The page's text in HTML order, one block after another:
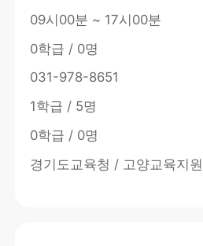
09시00분 ~ 17시00분
0학급 / 0명
031-978-8651
1학급 / 5명
0학급 / 0명
경기도교육청 / 고양교육지